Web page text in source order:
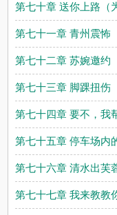
第七十章 送你上路（
第七十一章 青州震怖
第七十二章 苏婉邀约
第七十三章 脚踝扭伤
第七十四章 要不，我
第七十五章 停车场内
第七十六章 清水出芙
第七十七章 我来教教